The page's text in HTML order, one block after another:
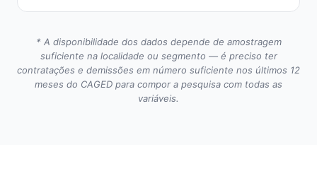
* A disponibilidade dos dados depende de amostragem
suficiente na localidade ou segmento — é preciso ter
contratações e demissões em número suficiente nos últimos 12
meses do CAGED para compor a pesquisa com todas as
variáveis.